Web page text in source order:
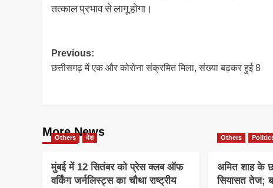
तत्काल प्रभाव से लागू होगा।
Post
navigation
Previous:
छत्तीसगढ़ में एक और कोरोना संक्रमित मिला, संख्या बढ़कर हुई 8
More News
Others देश
मुंबई में 12 सितंबर को प्रेस क्लब ऑफ
वर्किंग जर्नलिस्ट्स का चौथा राष्ट्रीय
Others
अमित शाह के
सियासत तेज;